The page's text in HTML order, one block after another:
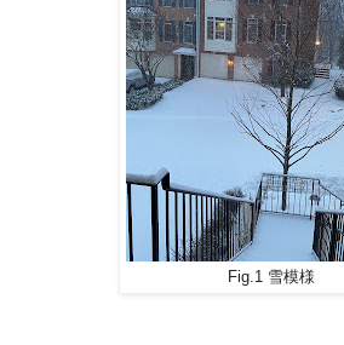
Fig.1 雪模様